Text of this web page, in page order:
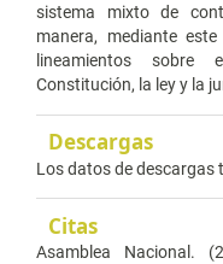
sistema mixto de
manera, mediante
lineamientos
Constitución, la ley y la
Descargas
Los datos de descargas
Citas
Asamblea Nacional.